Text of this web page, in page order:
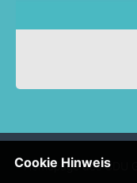
Homepage des CDU
Cookie Hinweis